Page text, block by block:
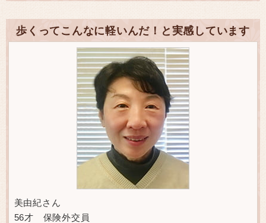
歩くってこんなに軽いんだ！と実感しています
美由紀さん
56才 保険外交員